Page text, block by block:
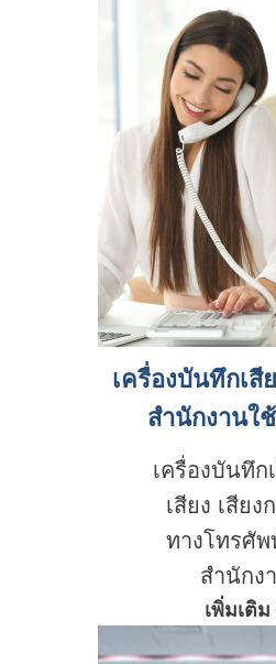
เครื่องบันทึกเสี
สำนักงานใ
เครื่องบันทึก
เสียง เสียง
ทางโทรศั
สำนักง
เพิ่มเติม